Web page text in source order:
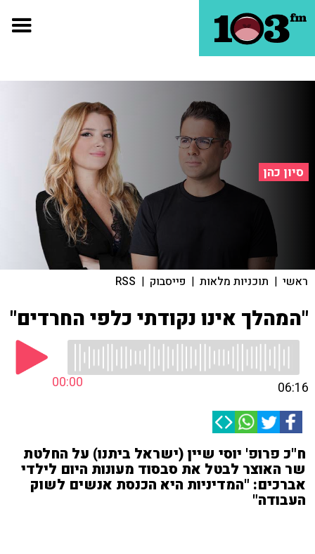
סיון כהן
ראשי | תוכניות מלאות | פייסבוק |
RSS
"המהלך אינו נקודתי כלפי החרדים"
00:00 06:16
ח"כ פרופ' יוסי שיין (ישראל ביתנו) על החלטת
שר האוצר לבטל את סבסוד מעונות היום לילדי
אברכים: "המדיניות היא הכנסת אנשים לשוק
העבודה"